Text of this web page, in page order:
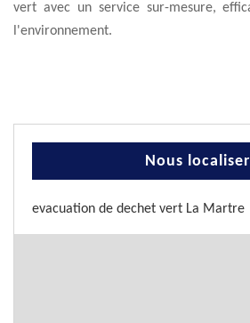
vert avec un service sur-mesure,
l'environnement.
Nous localiser
evacuation de dechet vert La Martre